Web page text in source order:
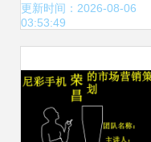
教材 营销策划实务
更新时间：2026-08-06
03:53:49